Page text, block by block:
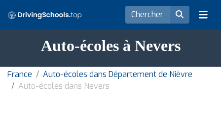
Auto-écoles à Nevers
France
Auto-écoles dans Département de Nièvre
Auto-écoles dans Nevers